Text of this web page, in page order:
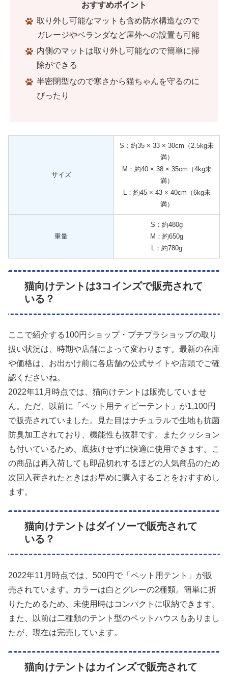
おすすめポイント
取り外し可能なマットも含め防水構造なので
ガレージやベランダなど屋外への設置も可能
内側のマットは取り外し可能なので簡単に掃
除ができる
半密閉型なので寒さから猫ちゃんを守るのに
ぴったり
サイズ
S：約35 × 33 × 30cm（2.5kg未
満）
M：約40 × 38 × 35cm（4kg未
満）
L：約45 × 43 × 40cm（6kg未
満）
重量
S：約480g
M：約650g
L：約780g
猫向けテントは3コインズで販売されて
いる？
ここで紹介する100円ショップ・プチプラショップの取り
扱い状況は、時期や店舗によって変わります。最新の在庫
や価格は、お出かけ前に各店舗の公式サイトや店頭でご確
認くださいね。
2022年11月時点では、猫向けテントは販売していませ
ん。ただ、以前に「ペット用ティピーテント」が1,100円
で販売されていました。見た目はナチュラルで生地も抗菌
防臭加工されており、機能性も抜群です。またクッション
も付いているため、底抜けせずに快適に使用できます。こ
の商品は再入荷しても即品切れするほどの人気商品のため
次回入荷されたときはお早めに購入することをおすすめし
ます。
猫向けテントはダイソーで販売されて
いる？
2022年11月時点では、500円で「ペット用テント」が販
売されています。カラーは白とグレーの2種類。簡単に折
りたためるため、未使用時はコンパクトに収納できます。
また、以前は二種類のテント型のペットハウスもありまし
たが、現在は完売しています。
猫向けテントはカインズで販売されて